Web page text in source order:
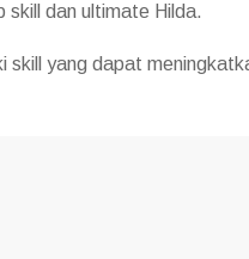
skill dan ultimate Hilda.
skill yang dapat